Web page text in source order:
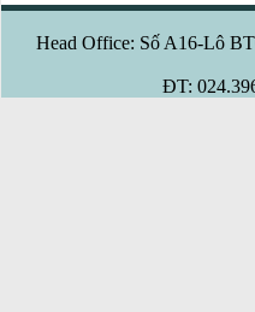
Head Office: Số A16-Lô
ĐT: